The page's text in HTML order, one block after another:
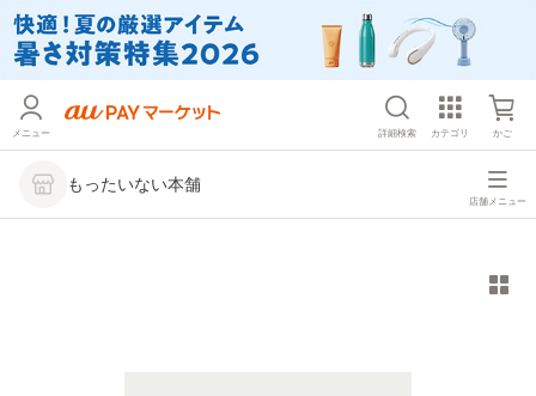
メニュー 詳細検索 カテゴリ かご
もったいない本舗
店舗メニュー